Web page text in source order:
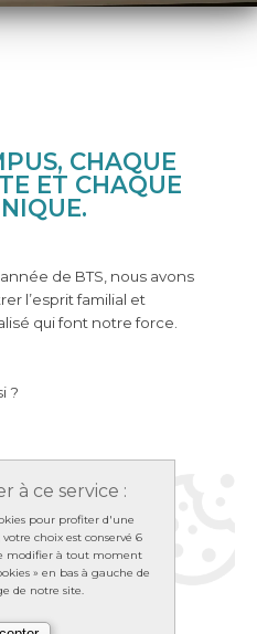
CHAQUE
ET CHAQUE
de BTS, nous avons
l’esprit familial et
qui font notre force.
?
à ce service :
pour profiter d'une
choix est conservé 6
modifier à tout moment
» en bas à gauche de
de notre site.